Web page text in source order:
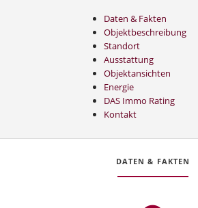
Daten & Fakten
Objektbeschreibung
Standort
Ausstattung
Objektansichten
Energie
DAS Immo Rating
Kontakt
DATEN & FAKTEN